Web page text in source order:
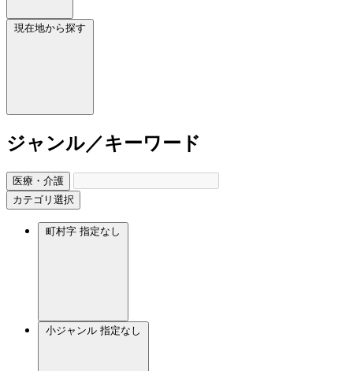
現在地から探す
ジャンル／キーワード
医療・介護
カテゴリ選択
町村字 指定なし
小ジャンル 指定なし